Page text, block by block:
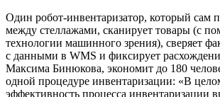
Один робот-инвентаризатор, который сам
между стеллажами, сканирует товары (с
технологии машинного зрения), сверяет
с данными в WMS и фиксирует
Максима Бинюкова, экономит до 180
одной процедуре инвентаризации: «В
эффективность процесса инвентаризации